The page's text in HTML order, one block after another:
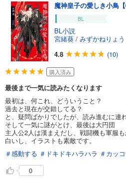
魔神皇子の愛しき小鳥
BL
BL小説
宮緒葵 / みずかねりょう
4.8
(10)
購入済み
最後まで一気に読みたくなります
最初は、何これ、どういうこと？
過去と現在が交錯してる？
と、疑問ばかりでしたが、読み進むに連
そして一気に謎がとけ、最後は大円団
主人公2人は漢まえだし、戦闘機も軍服
白いし、イラストも素敵です。
＃感動する ＃ドキドキハラハラ ＃カッ
0